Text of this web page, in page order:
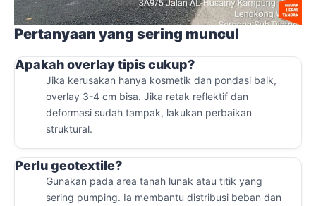
Pertanyaan yang sering muncul
Apakah overlay tipis cukup?
Jika kerusakan hanya kosmetik dan pondasi baik,
overlay 3-4 cm bisa. Jika retak reflektif dan
deformasi sudah tampak, lakukan perbaikan
struktural.
Perlu geotextile?
Gunakan pada area tanah lunak atau titik yang
sering pumping. Ia membantu distribusi beban dan